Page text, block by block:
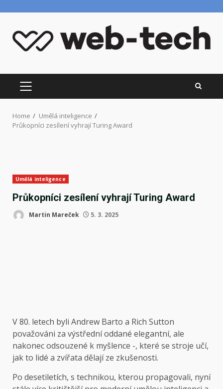
content
PRIMARY
MENU
Home
Umělá inteligence
Průkopníci zesílení vyhrají Turing Award
Umělá inteligence
Průkopníci zesílení vyhrají Turing Award
Martin Mareček 5. 3. 2025
V 80. letech byli Andrew Barto a Rich Sutton
považováni za výstřední oddané elegantní, ale
nakonec odsouzené k myšlence -, které se stroje učí,
jak to lidé a zvířata dělají ze zkušenosti.
Po desetiletích, s technikou, kterou propagovali, nyní